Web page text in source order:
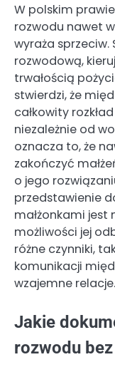
W polskim
rozwodu nawet
wyraża
rozwodową,
trwałością
stwierdzi, że
całkowity
niezależnie od
oznacza to, że
zakończyć
o jego
przedstawienie
małżonkami jest
możliwości jej
różne czynniki,
komunikacji
wzajemne relacje.
Jakie
rozwodu